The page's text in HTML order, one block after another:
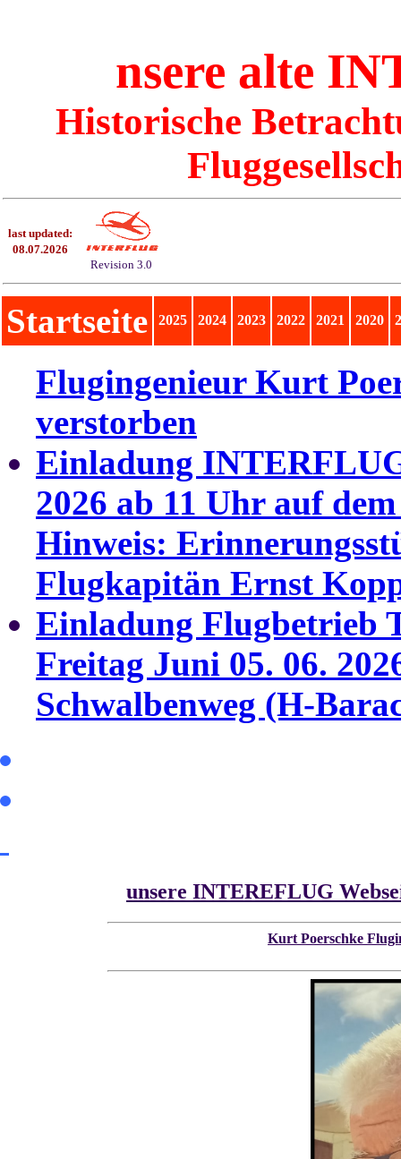
nsere alte
Historische
last updated:
08.07.2026
Revision 3.0
Startseite 2025 2024 2023 2022 2021 2020
Flugingenieur Kurt
verstorben
Einladung
2026 ab 11 Uhr auf
Hinweis:
Flugkapitän Ernst
Einladung Flugbetrieb
Freitag Juni 05. 06.
Schwalbenweg (H-
unsere INTEREFLUG
Kurt Poerschke